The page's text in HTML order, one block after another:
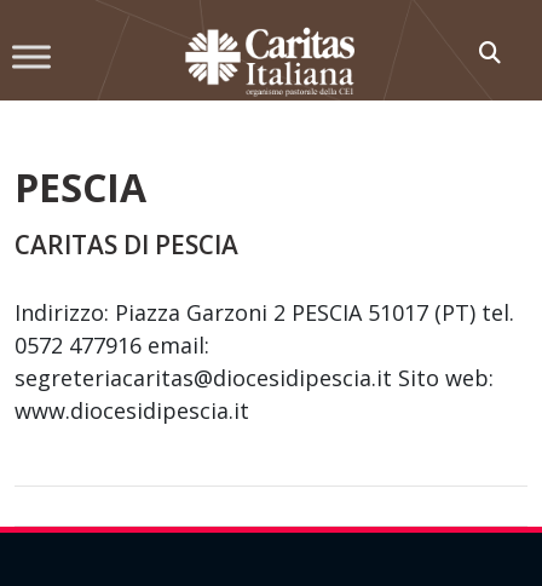
to
PESCIA
CARITAS DI PESCIA
Indirizzo: Piazza Garzoni 2 PESCIA 51017 (PT) tel.
0572 477916 email:
segreteriacaritas@diocesidipescia.it Sito web:
www.diocesidipescia.it